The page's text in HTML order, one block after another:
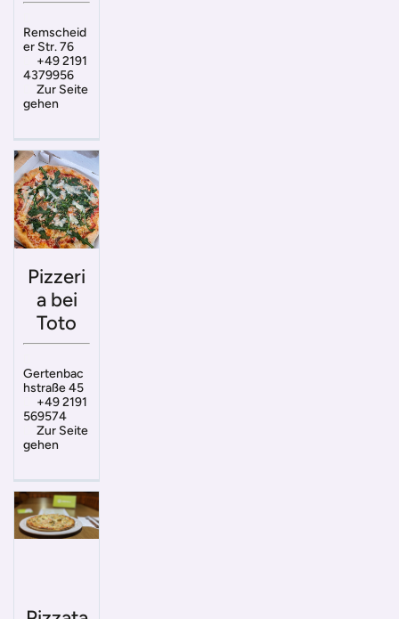
Remscheid
er Str. 76
+49 2191
4379956
Zur Seite
gehen
Pizzeri
a bei
Toto
Gertenbac
hstraße 45
+49 2191
569574
Zur Seite
gehen